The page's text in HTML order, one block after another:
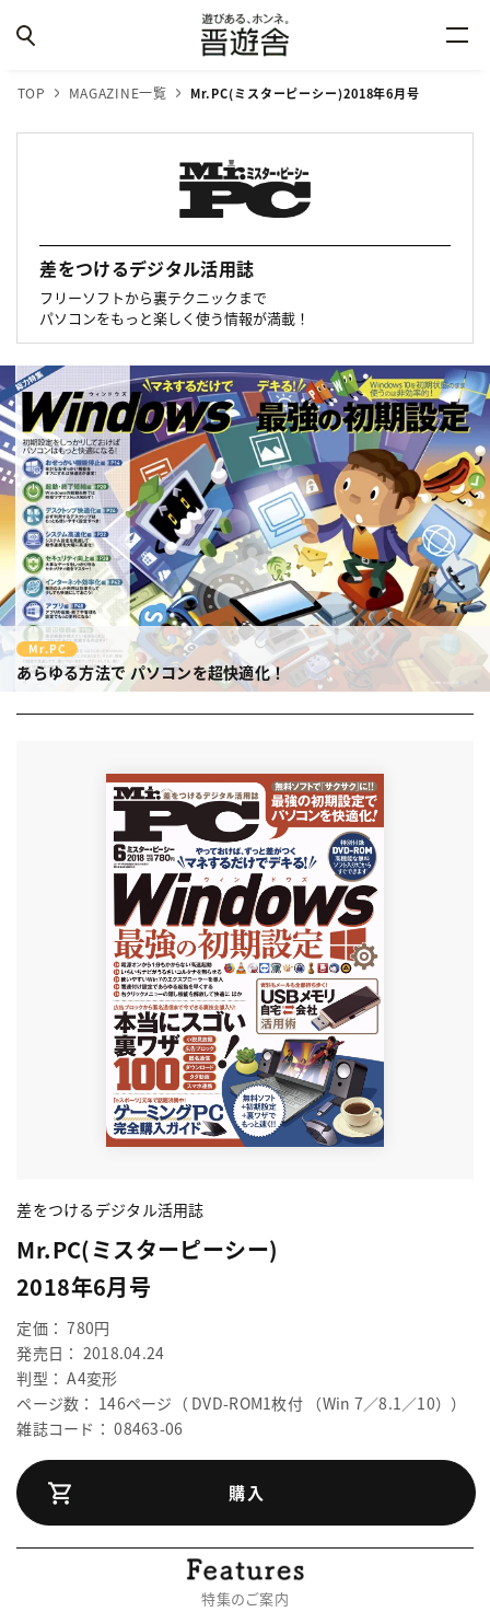
TOP MAGAZINE一覧 Mr.PC(ミスターピーシー)2018年6月号
差をつけるデジタル活用誌
フリーソフトから裏テクニックまで
パソコンをもっと楽しく使う情報が満載！
Mr.PC
あらゆる方法で パソコンを超快適化！
差をつけるデジタル活用誌
Mr.PC(ミスターピーシー)
2018年6月号
定価： 780円
発売日： 2018.04.24
判型： A4変形
ページ数： 146ページ（ DVD-ROM1枚付 （Win 7／8.1／10））
雑誌コード： 08463-06
購入
特集のご案内